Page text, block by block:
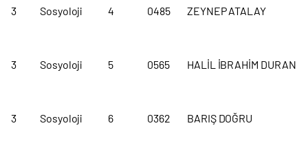
3 Sosyoloji 4 0485 ZEYNEP ATALAY
3 Sosyoloji 5 0565 HALİL İBRAHİM DURAN
3 Sosyoloji 6 0362 BARIŞ DOĞRU